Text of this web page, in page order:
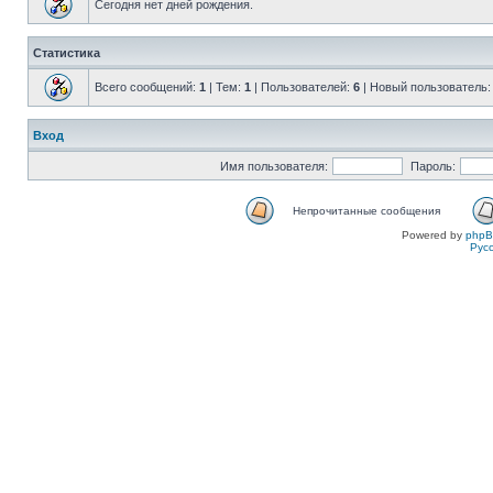
Сегодня нет дней рождения.
Статистика
Всего сообщений: 1 | Тем: 1 | Пользователей: 6 | Новый пользователь:
Вход
Имя пользователя: Пароль:
Непрочитанные сообщения
Powered by